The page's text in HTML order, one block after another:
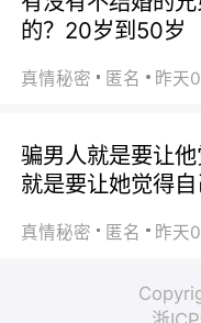
的？20岁到50岁
真情秘密 匿名 昨天
骗男人就是要让
就是要让她觉得自
真情秘密 匿名 昨天